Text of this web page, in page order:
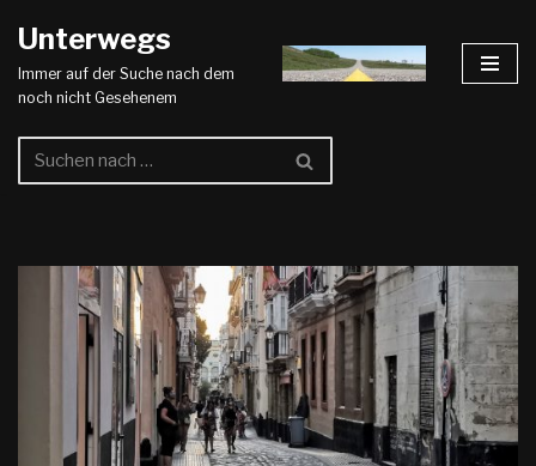
Zum
Inhalt
Unterwegs
Immer auf der Suche nach dem
noch nicht Gesehenem